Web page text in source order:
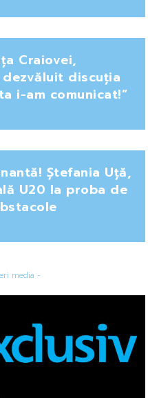
Craiovei,
discuția
i-am comunicat!”
Ștefania Uță,
U20 la proba de
media -